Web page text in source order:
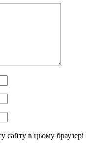
сайту в цьому браузері